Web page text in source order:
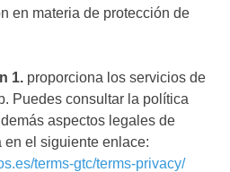
en materia de protección de
1. proporciona los servicios de
Puedes consultar la política
aspectos legales de
en el siguiente enlace:
terms-gtc/terms-privacy/